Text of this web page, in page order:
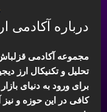
درباره آکادمی
مجموعه آکادمی
تحلیل و تکنیکال ارز
برای ورود به دنیای
کافی در این حوزه و